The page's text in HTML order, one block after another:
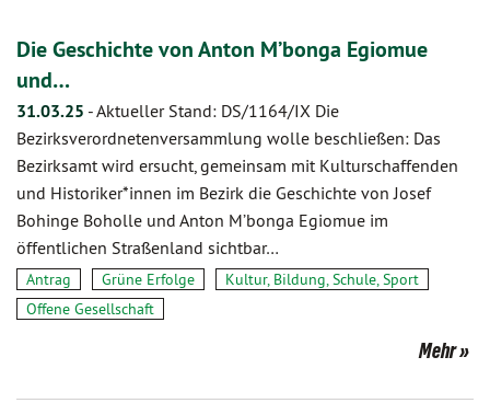
Die Geschichte von Anton M’bonga Egiomue
und…
31.03.25 -Aktueller Stand: DS/1164/IX Die
Bezirksverordnetenversammlung wolle beschließen: Das
Bezirksamt wird ersucht, gemeinsam mit Kulturschaffenden
und Historiker*innen im Bezirk die Geschichte von Josef
Bohinge Boholle und Anton M’bonga Egiomue im
öffentlichen Straßenland sichtbar…
Antrag Grüne Erfolge
Kultur, Bildung, Schule, Sport
Offene Gesellschaft
Mehr